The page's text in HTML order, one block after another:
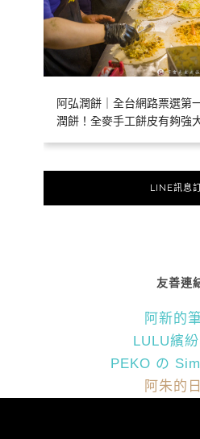
阿弘潤餅｜全台網路票選第
潤餅！全麥手工餅皮有夠強
LINE訊息
友善連
阿新的
LULU繽
PEKO の
阿朱的